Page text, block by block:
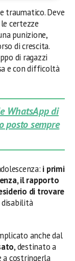
traumatico. Deve
certezze
punizione,
di crescita.
di ragazzi
e con difficoltà
WhatsApp di
posto sempre
i primi
il rapporto
di trovare
disabilità
anche dal
, destinato a
a costringerla